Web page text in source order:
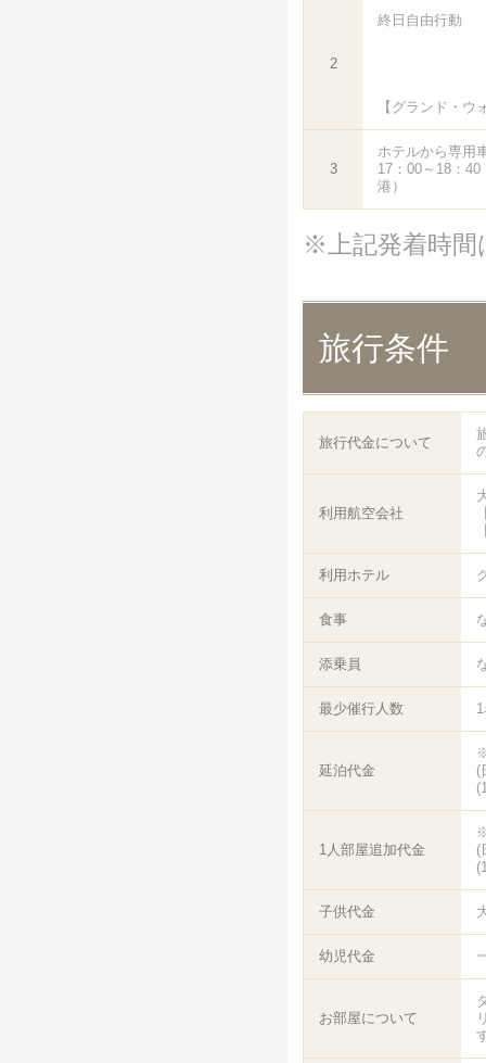
2
終日自由行動
【グランド・ウ
3
ホテルから専用
17：00～18：
港）
※上記発着時間
旅行条件
旅行代金について
利用航空会社
利用ホテル
食事
添乗員
最少催行人数
延泊代金
(
1人部屋追加代金
(
子供代金
幼児代金
お部屋について